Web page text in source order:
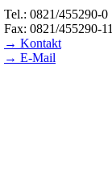
Tel.: 0821/455290-0
Fax: 0821/455290-11
→ Kontakt
→ E-Mail